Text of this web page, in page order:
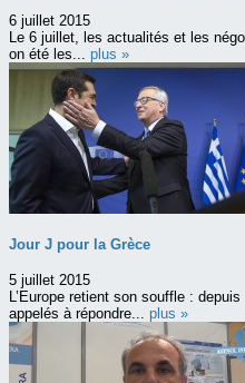
6 juillet 2015
Le 6 juillet, les actualités et les
on été les... plus »
Jour J pour la Grèce
5 juillet 2015
L’Europe retient son souffle :
appelés à répondre... plus »